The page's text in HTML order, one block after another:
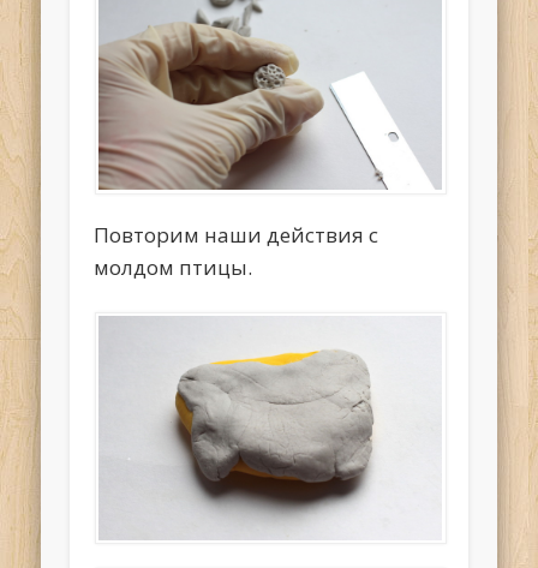
Повторим наши действия с
молдом птицы.